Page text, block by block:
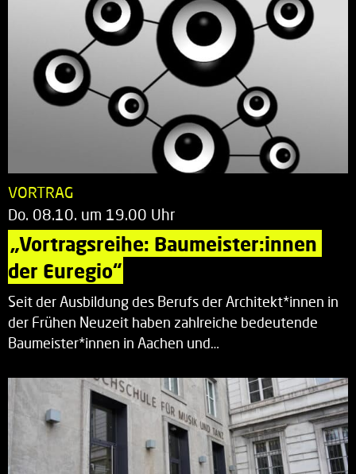
VORTRAG
Do. 08.10. um 19.00 Uhr
„Vortragsreihe: Baumeister:innen
der Euregio“
Seit der Ausbildung des Berufs der Architekt*innen in
der Frühen Neuzeit haben zahlreiche bedeutende
Baumeister*innen in Aachen und…